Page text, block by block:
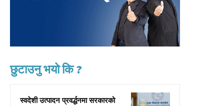
छुटाउनु भयो कि ?
स्वदेशी उत्पादन प्रवर्द्धनमा सरकारको